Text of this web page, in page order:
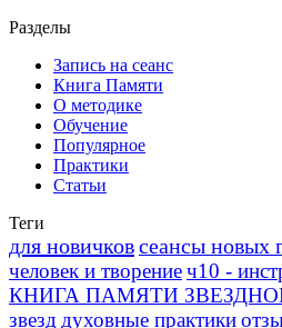
Разделы
Запись на сеанс
Книга Памяти
О методике
Обучение
Популярное
Практики
Статьи
Теги
для новичковсеансы новых
человек и творениеч10 -
КНИГА ПАМЯТИ
звезд духовные практики